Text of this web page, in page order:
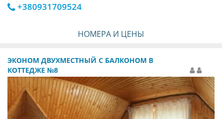
+380931709524
НОМЕРА И ЦЕНЫ
ЭКОНОМ ДВУХМЕСТНЫЙ С БАЛКОНОМ В
КОТТЕДЖЕ №8